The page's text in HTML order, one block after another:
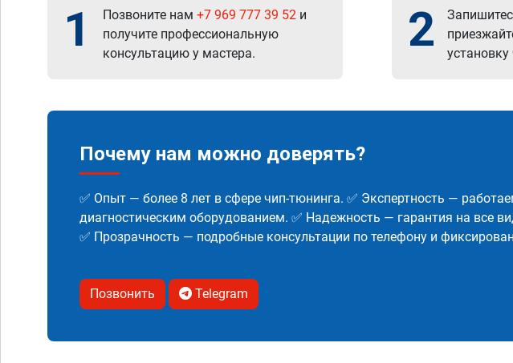
1 Позвоните нам +7 969 777 39 52 и
получите профессиональную
консультацию у мастера.
2
Почему нам можно доверять?
✅ Опыт — более 8 лет в сфере чип-тюнинга. ✅ Экспертность —
диагностическим оборудованием. ✅ Надежность — гарантия на все
✅ Прозрачность — подробные консультации по телефону и
Позвонить Telegram